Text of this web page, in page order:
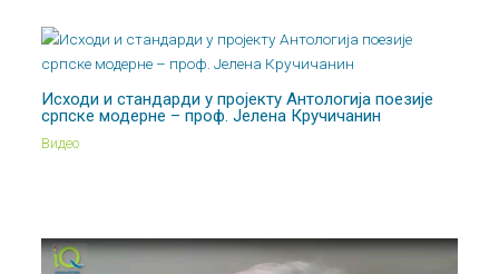
Исходи и стандарди у пројекту Антологија поезије
српске модерне – проф. Јелена Кручичанин
Видео